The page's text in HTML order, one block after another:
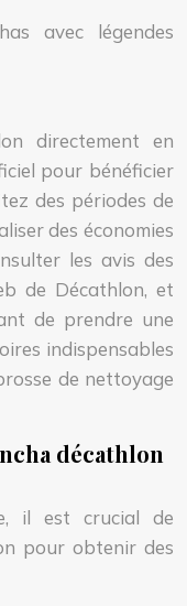
avec légendes
directement en
pour bénéficier
des périodes de
des économies
les avis des
de Décathlon, et
de prendre une
indispensables
de nettoyage
décathlon
il est crucial de
pour obtenir des